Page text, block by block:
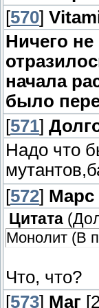
[570]
Ничего
начала
было
[571]
Надо что
[572] Марс
Цитата (
Монолит (В
Что, что?
[573] Маг